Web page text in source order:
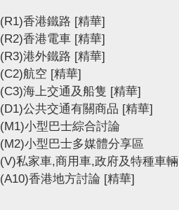
(R1)香港鐵路 [精華]
(R2)香港電車 [精華]
(R3)港外鐵路 [精華]
(C2)航空 [精華]
(C3)海上交通及船隻 [精華]
(D1)公共交通有關商品 [精華]
(M1)小型巴士綜合討論
(M2)小型巴士多媒體分享區
(V)私家車,商用車,政府及特種車輛
(A10)香港地方討論 [精華]